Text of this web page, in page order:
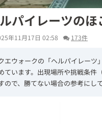
パイレーツの
年11月17日 02:58 173件
エウォークの「ヘルパイレー
ています。出現場所や挑戦条
ので、勝てない場合の参考にし